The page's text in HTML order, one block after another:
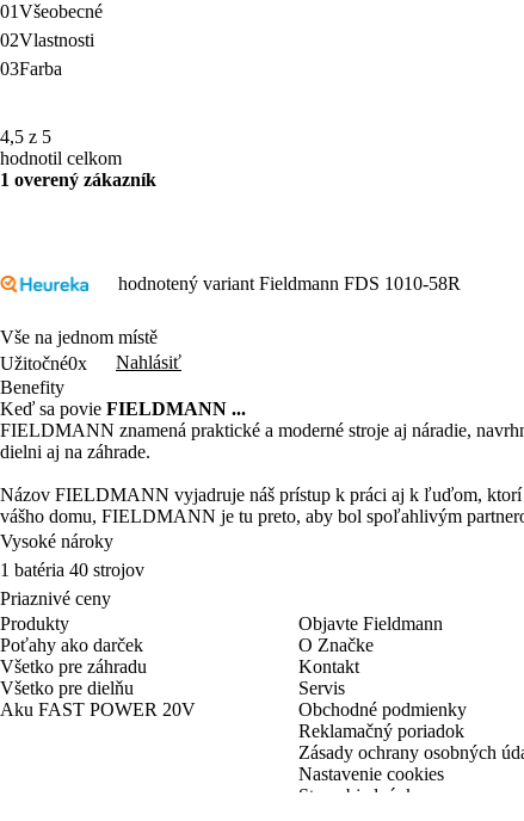
01Všeobecné
02Vlastnosti
03Farba
4,5 z 5
hodnotil celkom
1 overený zákazník
hodnotený variant Fieldmann FDS 1010-58R
Vše na jednom místě
Užitočné0x
Nahlásiť
Benefity
Keď sa povie FIELDMANN ...
FIELDMANN znamená praktické a moderné stroje aj náradie,
dielni aj na záhrade.
Názov FIELDMANN vyjadruje náš prístup k práci aj k ľuďom, ktorí
vášho domu, FIELDMANN je tu preto, aby bol spoľahlivým
Vysoké nároky
1 batéria 40 strojov
Priaznivé ceny
Produkty
Poťahy ako darček
Všetko pre záhradu
Všetko pre dielňu
Aku FAST POWER 20V
Objavte Fieldmann
O Značke
Kontakt
Servis
Obchodné podmienky
Reklamačný poriadok
Zásady ochrany osobných
Nastavenie cookies
Stav objednávky